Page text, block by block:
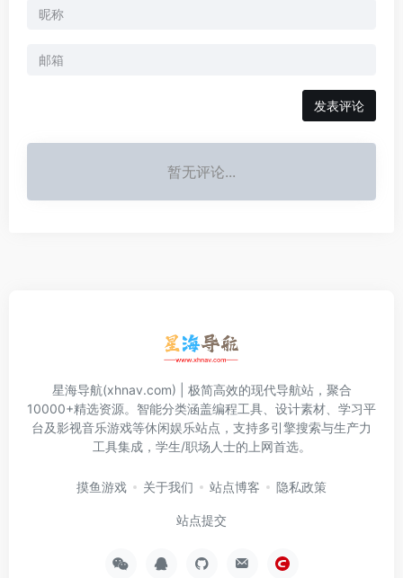
发表评论
暂无评论...
星海导航(xhnav.com) | 极简高效的现代导航站，聚合
10000+精选资源。智能分类涵盖编程工具、设计素材、学习平
台及影视音乐游戏等休闲娱乐站点，支持多引擎搜索与生产力
工具集成，学生/职场人士的上网首选。
摸鱼游戏 关于我们 站点博客 隐私政策
站点提交